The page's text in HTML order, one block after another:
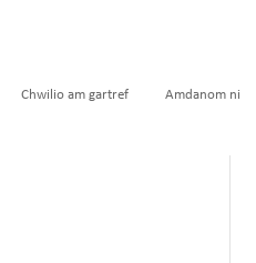
Chwilio am gartref Amdanom ni